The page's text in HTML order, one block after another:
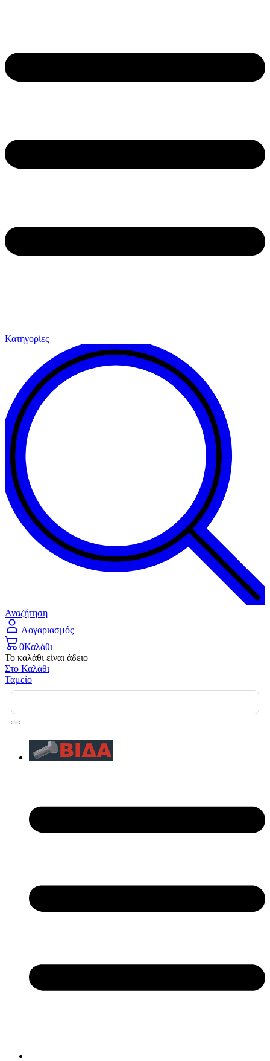
Κατηγορίες
Αναζήτηση
Λογαριασμός
0Καλάθι
Το καλάθι είναι άδειο
Στο Καλάθι
Ταμείο